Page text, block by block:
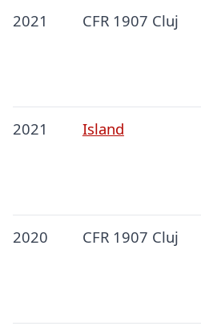
2021 CFR 1907 Cluj
2021 Island
2020 CFR 1907 Cluj